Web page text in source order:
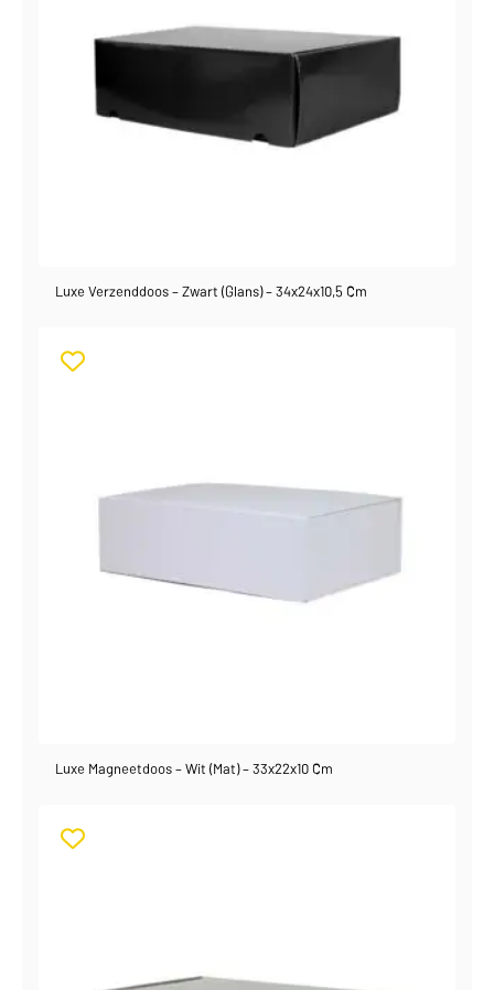
Luxe Verzenddoos – Zwart (glans) – 34x24x10,5 Cm
Luxe Magneetdoos – Wit (mat) – 33x22x10 Cm